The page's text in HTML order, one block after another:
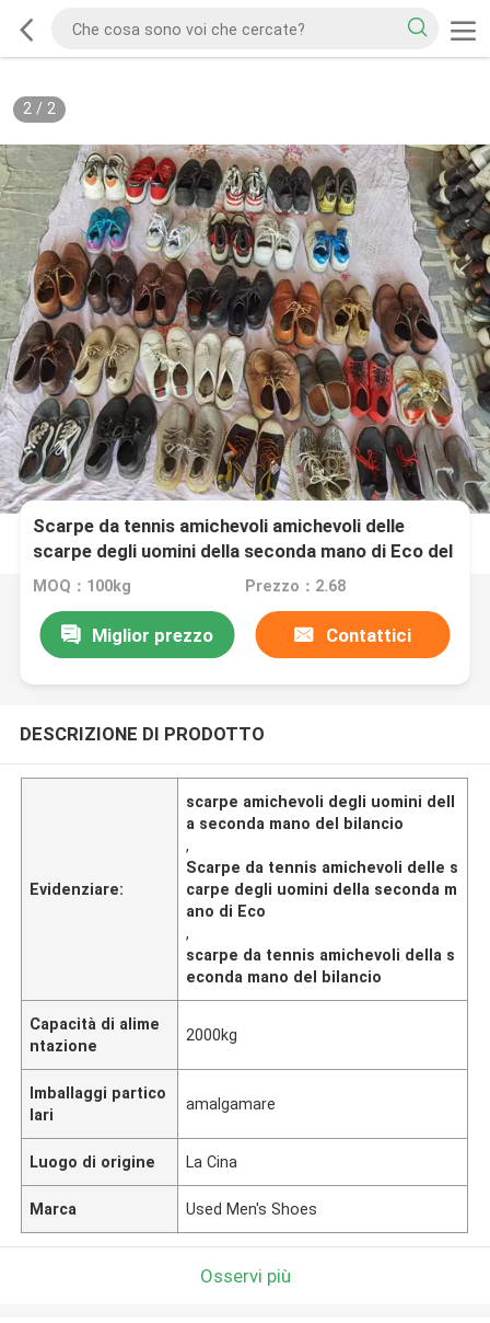
2/ 2
Scarpe da tennis amichevoli amichevoli delle
scarpe degli uomini della seconda mano di Eco del
bilancio
MOQ：100kg Prezzo：2.68
Miglior prezzo Contattici
DESCRIZIONE DI PRODOTTO
Evidenziare:
scarpe amichevoli degli uomini dell
a seconda mano del bilancio
,
Scarpe da tennis amichevoli delle s
carpe degli uomini della seconda m
ano di Eco
,
scarpe da tennis amichevoli della s
econda mano del bilancio
Capacità di alime
ntazione
2000kg
Imballaggi partico
lari
amalgamare
Luogo di origine La Cina
Marca Used Men's Shoes
Osservi più